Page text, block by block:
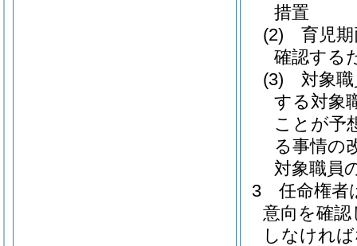
措置
(2)
育児
確認する
(3)
対象
する対象
ことが予
る事情の
対象職員
3
任命権者
意向を確
しなけれ